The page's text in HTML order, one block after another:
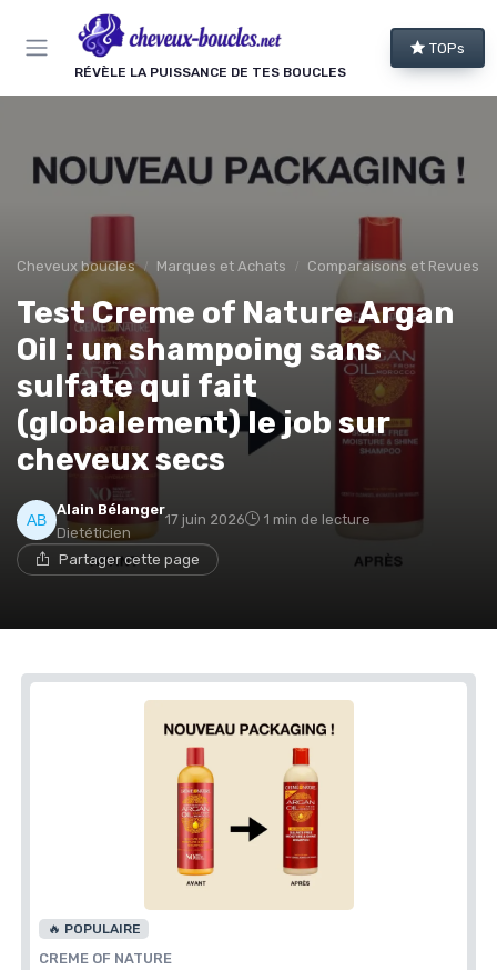
RÉVÈLE LA PUISSANCE DE TES BOUCLES
TOPs
Cheveux boucles Marques et Achats Comparaisons et Revues
Test Creme of Nature Argan
Oil : un shampoing sans
sulfate qui fait
(globalement) le job sur
cheveux secs
Alain Bélanger
Dietéticien
17 juin 2026 1 min de lecture
Partager cette page
🔥 POPULAIRE
CREME OF NATURE
Panneau de gestion des cookies